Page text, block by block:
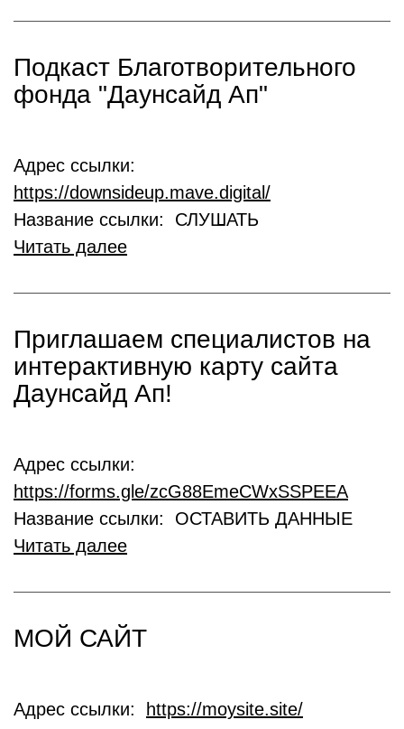
Подкаст Благотворительного
фонда "Даунсайд Ап"
Адрес ссылки:
https://downsideup.mave.digital/
Название ссылки: СЛУШАТЬ
Читать далее
Приглашаем специалистов на
интерактивную карту сайта
Даунсайд Ап!
Адрес ссылки:
https://forms.gle/zcG88EmeCWxSSPEEA
Название ссылки: ОСТАВИТЬ ДАННЫЕ
Читать далее
МОЙ САЙТ
Адрес ссылки:
https://moysite.site/